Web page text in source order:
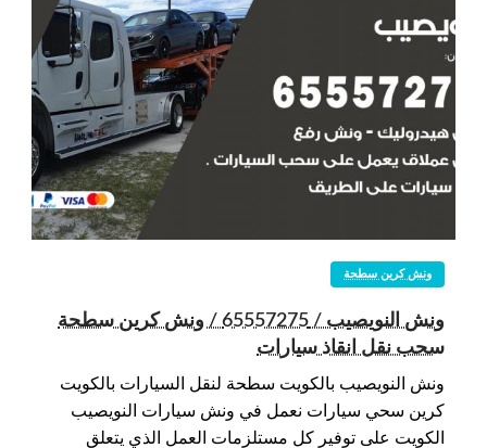
ونش كرين سطحة
ونش النويصيب / 65557275 / ونش كرين سطحة
سحب نقل انقاذ سيارات
ونش النويصيب بالكويت سطحة لنقل السيارات بالكويت
كرين سحي سيارات نعمل في ونش سيارات النويصيب
الكويت على توفير كل مستلزمات العمل الذي يتعلق